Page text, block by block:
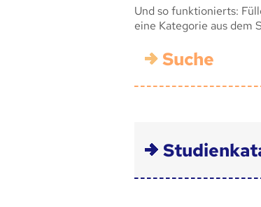
Und so funktionierts:
eine Kategorie aus dem
Suche